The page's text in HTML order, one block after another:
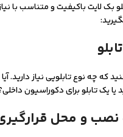
بک لایت باکیفیت و متناسب با
که چه نوع تابلویی نیاز دارید.
یک تابلو برای دکوراسیون
نصب و محل